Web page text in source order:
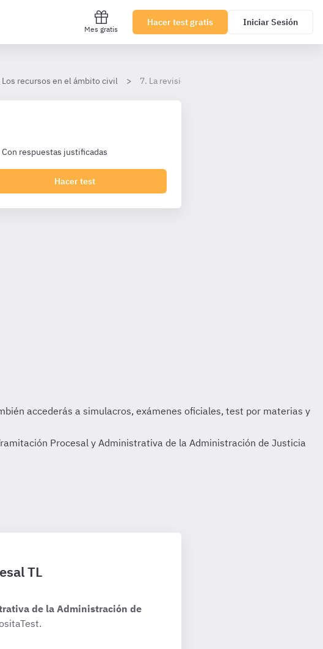
Mes gratis
Hacer test gratis Iniciar Sesión
recursos en el ámbito civil 7. La revisión de sentencias firmes
Con respuestas justificadas
Hacer test
Procesal y Administrativa de la Administración de Justicia
TL
de la Administración de